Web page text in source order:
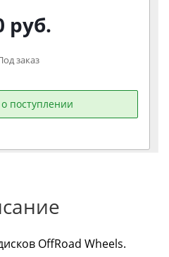
руб.
заказ
поступлении
OffRoad Wheels.